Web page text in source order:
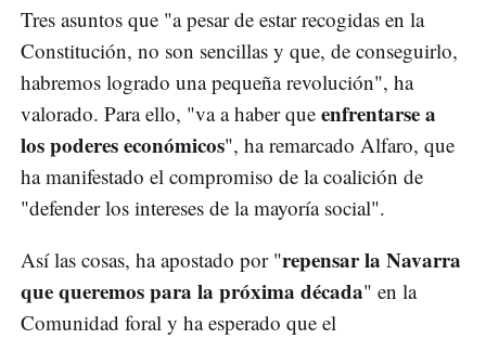
Tres asuntos que "a pesar de estar recogidas en la
Constitución, no son sencillas y que, de conseguirlo,
habremos logrado una pequeña revolución", ha
valorado. Para ello, "va a haber que enfrentarse a
los poderes económicos", ha remarcado Alfaro, que
ha manifestado el compromiso de la coalición de
"defender los intereses de la mayoría social".
Así las cosas, ha apostado por "repensar la Navarra
que queremos para la próxima década" en la
Comunidad foral y ha esperado que el